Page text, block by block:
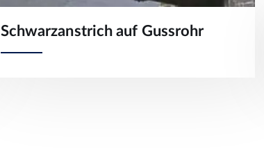
Schwarzanstrich auf Gussrohr